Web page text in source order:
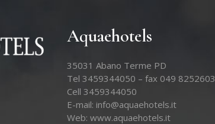
Aquaehotels
35031 Abano Terme PD
Tel 3459344050 – fax 049 8252603
Cell 3459344050
E-mail: info@aquaehotels.it
Web: www.aquaehotels.it